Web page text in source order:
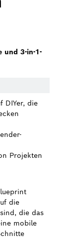
und 3-in-1-
DIYer, die
Projekten
die
die das
mobile